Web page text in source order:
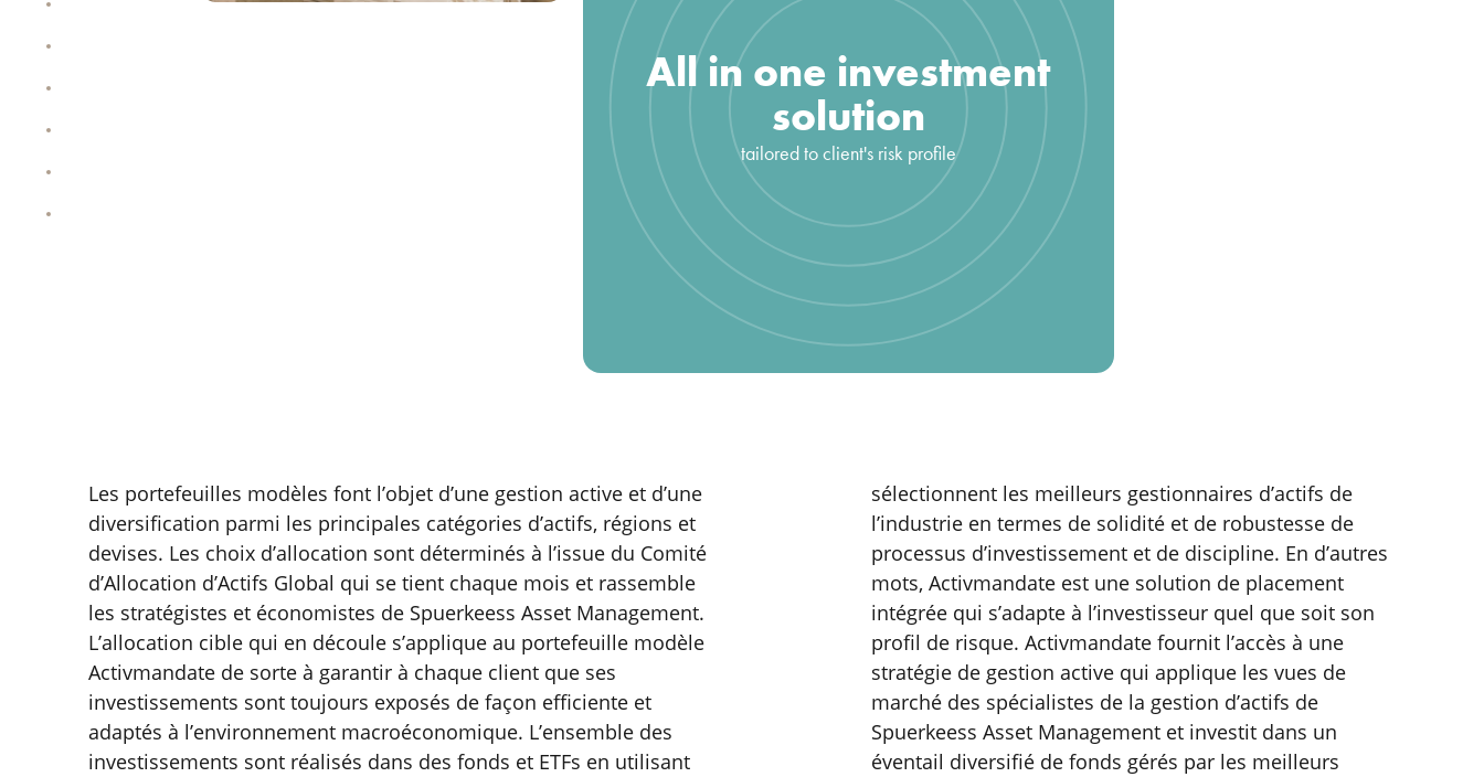
All in one investment
solution
tailored to client's risk profile
Les portefeuilles modèles font l’objet d’une gestion active et d’une
diversification parmi les principales catégories d’actifs, régions et
devises. Les choix d’allocation sont déterminés à l’issue du Comité
d’Allocation d’Actifs Global qui se tient chaque mois et rassemble
les stratégistes et économistes de Spuerkeess Asset Management.
L’allocation cible qui en découle s’applique au portefeuille modèle
Activmandate de sorte à garantir à chaque client que ses
investissements sont toujours exposés de façon efficiente et
adaptés à l’environnement macroéconomique. L’ensemble des
investissements sont réalisés dans des fonds et ETFs en utilisant
sélectionnent les meilleurs gestionnaires d’actifs de
l’industrie en termes de solidité et de robustesse de
processus d’investissement et de discipline. En d’autres
mots, Activmandate est une solution de placement
intégrée qui s’adapte à l’investisseur quel que soit son
profil de risque. Activmandate fournit l’accès à une
stratégie de gestion active qui applique les vues de
marché des spécialistes de la gestion d’actifs de
Spuerkeess Asset Management et investit dans un
éventail diversifié de fonds gérés par les meilleurs